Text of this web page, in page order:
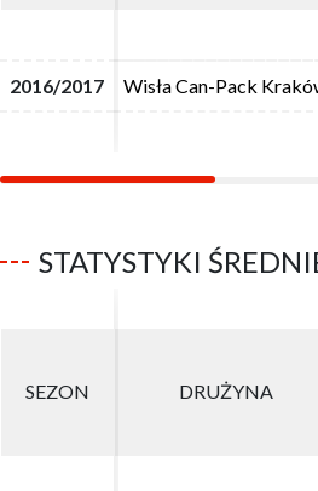
2016/2017 Wisła Can-Pack
2016/2017 Wisła Can-Pack
STATYSTYKI
SEZON DRUŻYNA
SEZON DRUŻYNA